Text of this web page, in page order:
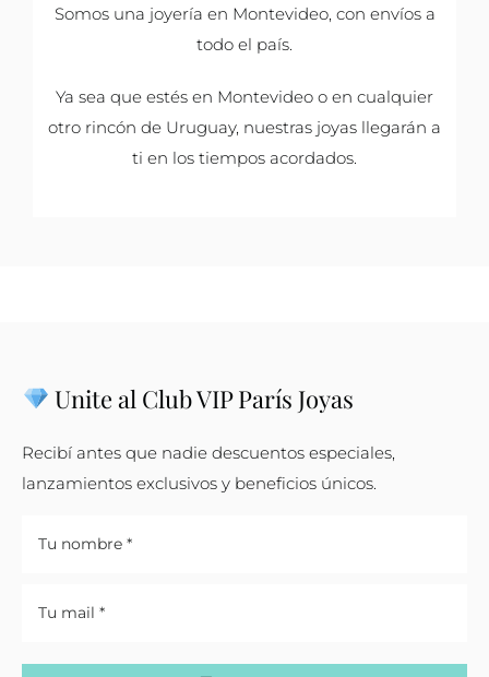
Somos una joyería en Montevideo, con envíos a
todo el país.
Ya sea que estés en Montevideo o en cualquier
otro rincón de Uruguay, nuestras joyas llegarán a
ti en los tiempos acordados.
Unite al Club VIP París Joyas
Recibí antes que nadie descuentos especiales,
lanzamientos exclusivos y beneficios únicos.